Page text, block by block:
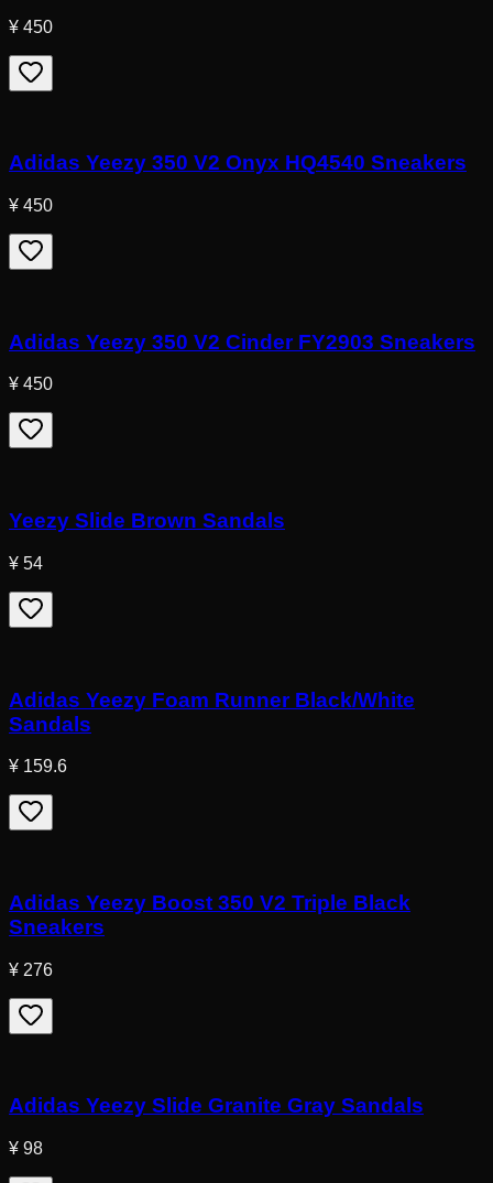
¥ 450
Adidas Yeezy 350 V2 Onyx HQ4540 Sneakers
¥ 450
Adidas Yeezy 350 V2 Cinder FY2903 Sneakers
¥ 450
Yeezy Slide Brown Sandals
¥ 54
Adidas Yeezy Foam Runner Black/White
Sandals
¥ 159.6
Adidas Yeezy Boost 350 V2 Triple Black
Sneakers
¥ 276
Adidas Yeezy Slide Granite Gray Sandals
¥ 98